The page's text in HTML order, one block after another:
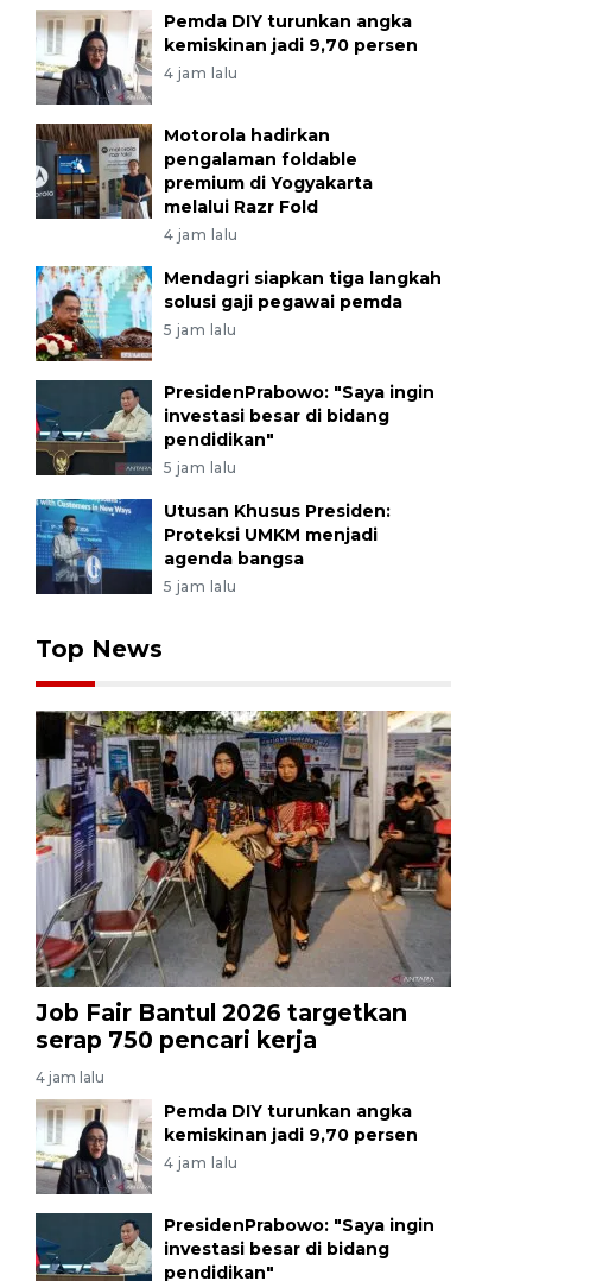
Pemda DIY turunkan angka
kemiskinan jadi 9,70 persen
4 jam lalu
Motorola hadirkan
pengalaman foldable
premium di Yogyakarta
melalui Razr Fold
4 jam lalu
Mendagri siapkan tiga langkah
solusi gaji pegawai pemda
5 jam lalu
PresidenPrabowo: "Saya ingin
investasi besar di bidang
pendidikan"
5 jam lalu
Utusan Khusus Presiden:
Proteksi UMKM menjadi
agenda bangsa
5 jam lalu
Top News
Job Fair Bantul 2026 targetkan
serap 750 pencari kerja
4 jam lalu
Pemda DIY turunkan angka
kemiskinan jadi 9,70 persen
4 jam lalu
PresidenPrabowo: "Saya ingin
investasi besar di bidang
pendidikan"